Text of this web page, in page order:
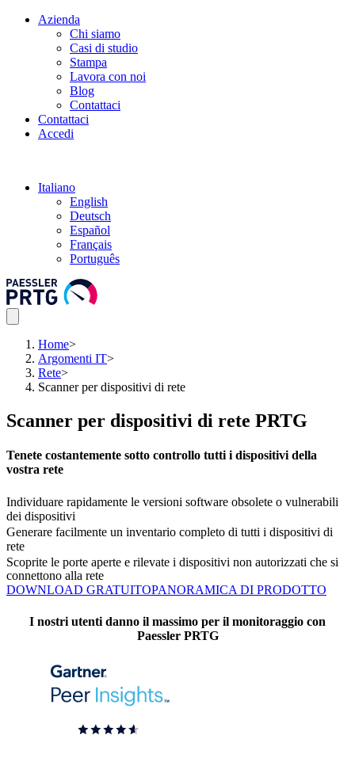
Azienda
Chi siamo
Casi di studio
Stampa
Lavora con noi
Blog
Contattaci
Contattaci
Accedi
Italiano
English
Deutsch
Español
Français
Português
Home>
Argomenti IT>
Rete>
Scanner per dispositivi di rete
Scanner per dispositivi di rete PRTG
Tenete costantemente sotto controllo tutti i dispositivi della
vostra rete
Individuare rapidamente le versioni software obsolete o vulnerabili
dei dispositivi
Generare facilmente un inventario completo di tutti i dispositivi di
rete
Scoprite le porte aperte e rilevate i dispositivi non autorizzati che si
connettono alla rete
DOWNLOAD GRATUITOPANORAMICA DI PRODOTTO
I nostri utenti danno il massimo per il monitoraggio con
Paessler PRTG